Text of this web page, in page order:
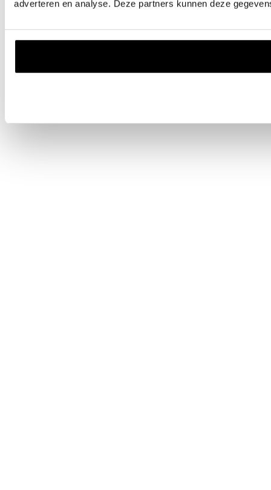
adverteren en analyse. Deze partners kunnen deze